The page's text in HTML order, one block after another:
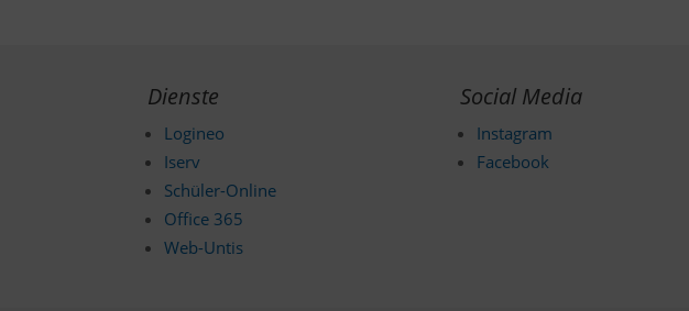
Dienste
Logineo
Iserv
Schüler-Online
Office 365
Web-Untis
Social Media
Instagram
Facebook